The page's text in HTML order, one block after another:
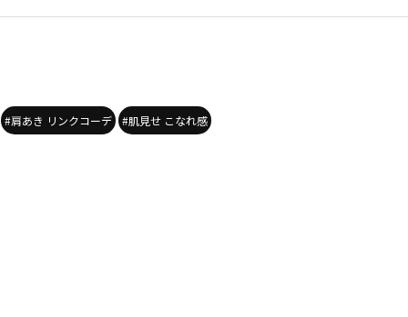
#肩あき リンクコーデ #肌見せ こなれ感